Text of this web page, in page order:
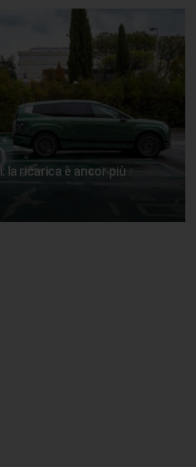
la ricarica è ancor più